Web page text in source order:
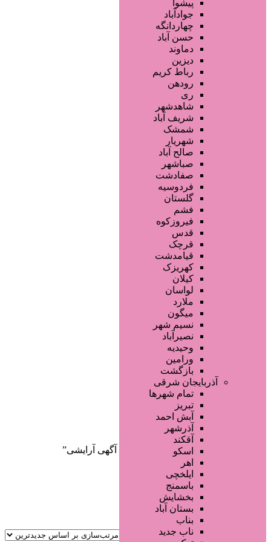
آرایشگاه زنانه
آرایشگاه مردانه
سالن زیبایی عروس
سالن VIP
آرایشگاه کودک
سایر خدمات
پیشوا
جوادآباد
چهاردانگه
حسن آباد
دماوند
دیزین
رباط کریم
رودهن
ری
شاهدشهر
شریف آباد
شمشک
شهریار
صالح آباد
صباشهر
صفادشت
فردوسیه
گلستان
فشم
فیروزکوه
قدس
قرچک
قیامدشت
کهریزک
کیلان
لواسان
ملارد
میگون
نسیم شهر
نصیرآباد
وحیدیه
ورامین
بازگشت
آذربایجان شرقی
تمام شهر‌ها
تبریز
آبش احمد
آذرشهر
آقکند
اسکو
اهر
ایلخچی
باسمنج
بخشایش
بستان آباد
بناب
ناب جدید
صفحه اصلی
آگهی انبوه
طراحی سایت
صفحه اختصاصی
لیست سایتهای تبلیغاتی
دسته‌بندی‌ها
/ محصولات برچسب خورده “ثبت آگهی آرایشی”
جستجو پیشرفته